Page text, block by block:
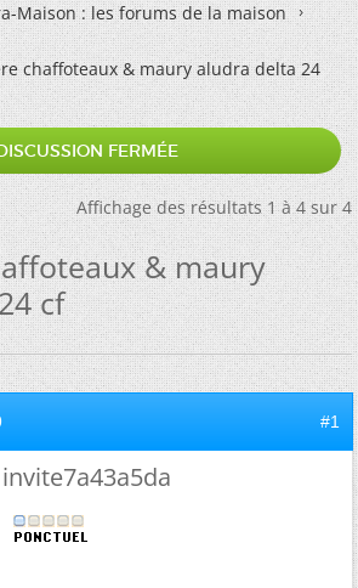
Maison : les forums de la maison
chaffoteaux & maury aludra delta 24
FERMÉE
Affichage des résultats 1 à 4 sur 4
& maury
cf
#1
invite7a43a5da